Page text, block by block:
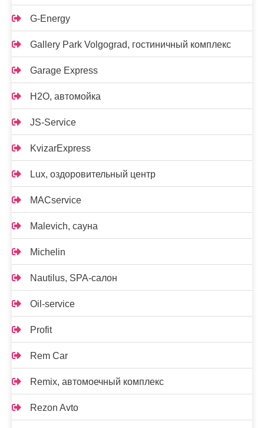
G-Energy
Gallery Park Volgograd, гостиничный комплекс
Garage Express
H2O, автомойка
JS-Service
KvizarExpress
Lux, оздоровительный центр
MACservice
Malevich, сауна
Michelin
Nautilus, SPA-салон
Oil-service
Profit
Rem Car
Remix, автомоечный комплекс
Rezon Avto